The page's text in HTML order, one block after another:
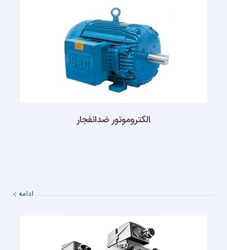
الکتروموتور ضدانفجار
ادامه